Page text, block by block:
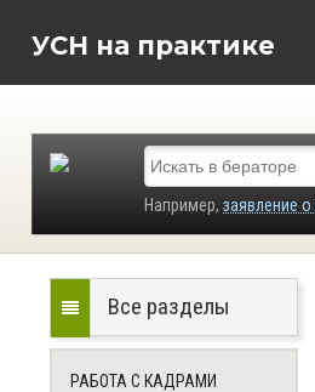
УСН на практике
Например, заявление
Все разделы
РАБОТА С КАДРАМИ